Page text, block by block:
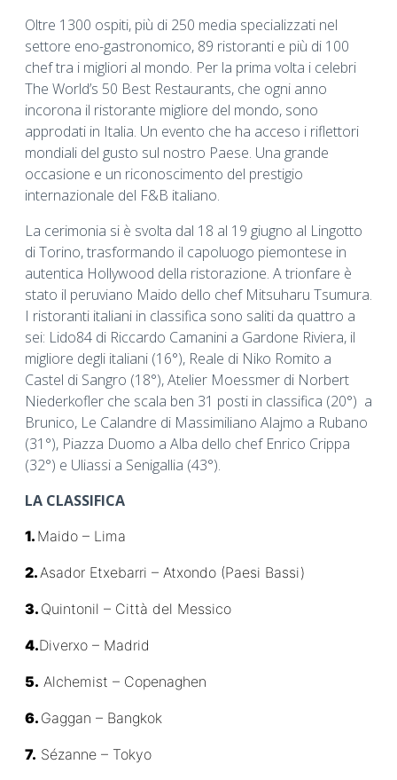
Oltre 1300 ospiti, più di 250 media specializzati nel
settore eno-gastronomico, 89 ristoranti e più di 100
chef tra i migliori al mondo. Per la prima volta i celebri
The World’s 50 Best Restaurants, che ogni anno
incorona il ristorante migliore del mondo, sono
approdati in Italia. Un evento che ha acceso i riflettori
mondiali del gusto sul nostro Paese. Una grande
occasione e un riconoscimento del prestigio
internazionale del F&B italiano.
La cerimonia si è svolta dal 18 al 19 giugno al Lingotto
di Torino, trasformando il capoluogo piemontese in
autentica Hollywood della ristorazione. A trionfare è
stato il peruviano Maido dello chef Mitsuharu Tsumura.
I ristoranti italiani in classifica sono saliti da quattro a
sei: Lido84 di Riccardo Camanini a Gardone Riviera, il
migliore degli italiani (16°), Reale di Niko Romito a
Castel di Sangro (18°), Atelier Moessmer di Norbert
Niederkofler che scala ben 31 posti in classifica (20°) a
Brunico, Le Calandre di Massimiliano Alajmo a Rubano
(31°), Piazza Duomo a Alba dello chef Enrico Crippa
(32°) e Uliassi a Senigallia (43°).
LA CLASSIFICA
1. Maido – Lima
2. Asador Etxebarri – Atxondo (Paesi Bassi)
3. Quintonil – Città del Messico
4.Diverxo – Madrid
5. Alchemist – Copenaghen
6. Gaggan – Bangkok
7. Sézanne – Tokyo